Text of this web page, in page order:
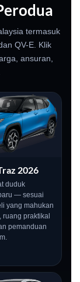
termasuk
QV-E. Klik
ansuran,
2026
duduk
— sesuai
yang mahukan
ruang praktikal
pemanduan